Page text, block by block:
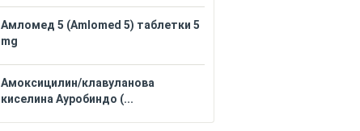
Амломед 5 (Amlomed 5) таблетки 5
mg
Амоксицилин/клавуланова
киселина Ауробиндо (...